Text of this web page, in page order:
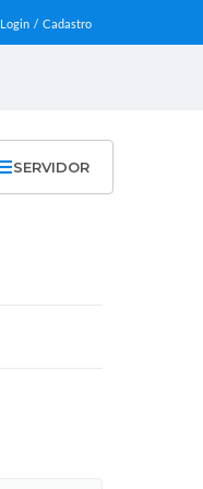
Login / Cadastro
SERVIDOR